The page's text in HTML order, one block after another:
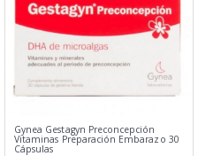
Gynea Gestagyn Preconcepción
Vitaminas Preparación Embarazo 30
Cápsulas